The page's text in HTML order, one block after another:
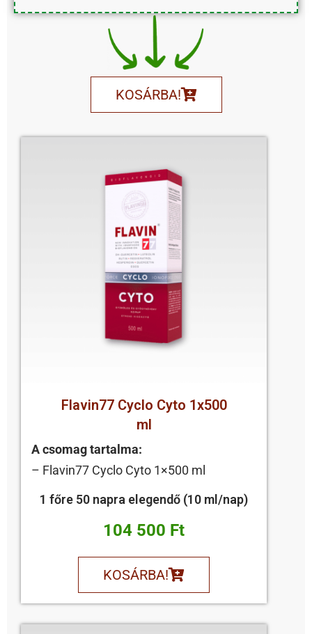
KOSÁRBA!
Flavin77 Cyclo Cyto 1x500
ml
A csomag tartalma:
– Flavin77 Cyclo Cyto 1×500 ml
1 főre 50 napra elegendő (10 ml/nap)
104 500 Ft
KOSÁRBA!